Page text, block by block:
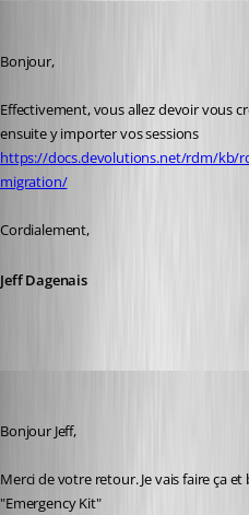
Bonjour,
Effectivement, vous allez devoir vous
ensuite y importer vos sessions
https://docs.devolutions.net/rdm/kb/
migration/
Cordialement,
Jeff Dagenais
Bonjour Jeff,
Merci de votre retour. Je vais faire ça
"Emergency Kit"